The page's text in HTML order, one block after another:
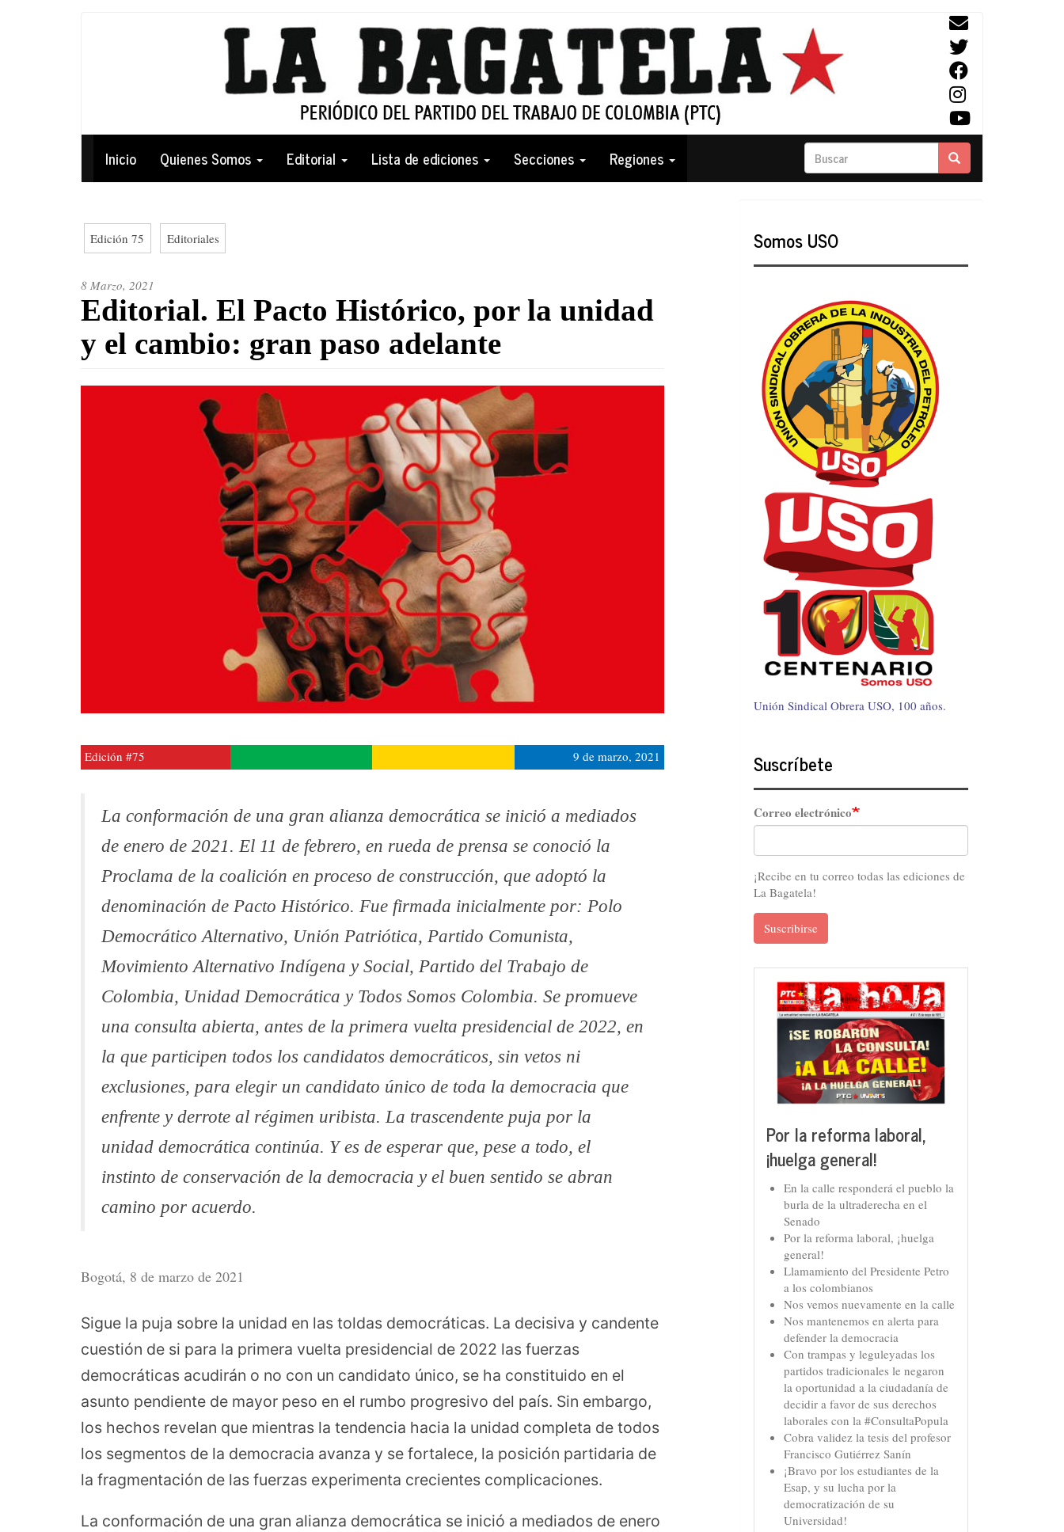
Navegación
principal
Inicio Quienes Somos Editorial Lista de ediciones Secciones Regiones Buscar Buscar
Edición 75 Editoriales
8 Marzo, 2021
Editorial. El Pacto Histórico, por la unidad
y el cambio: gran paso adelante
Edición #75 9 de marzo, 2021
La conformación de una gran alianza democrática se inició a mediados
de enero de 2021. El 11 de febrero, en rueda de prensa se conoció la
Proclama de la coalición en proceso de construcción, que adoptó la
denominación de Pacto Histórico. Fue firmada inicialmente por: Polo
Democrático Alternativo, Unión Patriótica, Partido Comunista,
Movimiento Alternativo Indígena y Social, Partido del Trabajo de
Colombia, Unidad Democrática y Todos Somos Colombia. Se promueve
una consulta abierta, antes de la primera vuelta presidencial de 2022, en
la que participen todos los candidatos democráticos, sin vetos ni
exclusiones, para elegir un candidato único de toda la democracia que
enfrente y derrote al régimen uribista. La trascendente puja por la
unidad democrática continúa. Y es de esperar que, pese a todo, el
instinto de conservación de la democracia y el buen sentido se abran
camino por acuerdo.
Bogotá, 8 de marzo de 2021
Sigue la puja sobre la unidad en las toldas democráticas. La decisiva y candente
cuestión de si para la primera vuelta presidencial de 2022 las fuerzas
democráticas acudirán o no con un candidato único, se ha constituido en el
asunto pendiente de mayor peso en el rumbo progresivo del país. Sin embargo,
los hechos revelan que mientras la tendencia hacia la unidad completa de todos
los segmentos de la democracia avanza y se fortalece, la posición partidaria de
la fragmentación de las fuerzas experimenta crecientes complicaciones.
La conformación de una gran alianza democrática se inició a mediados de enero
Somos USO
Unión Sindical Obrera USO, 100 años.
Suscríbete
Correo electrónico
¡Recibe en tu correo todas las ediciones de
La Bagatela!
Suscribirse
Por la reforma laboral,
¡huelga general!
En la calle responderá el pueblo la
burla de la ultraderecha en el
Senado
Por la reforma laboral, ¡huelga
general!
Llamamiento del Presidente Petro
a los colombianos
Nos vemos nuevamente en la calle
Nos mantenemos en alerta para
defender la democracia
Con trampas y leguleyadas los
partidos tradicionales le negaron
la oportunidad a la ciudadanía de
decidir a favor de sus derechos
laborales con la #ConsultaPopula
Cobra validez la tesis del profesor
Francisco Gutiérrez Sanín
¡Bravo por los estudiantes de la
Esap, y su lucha por la
democratización de su
Universidad!